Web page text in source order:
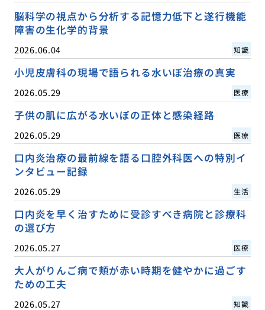
脳科学の視点から分析する記憶力低下と遂行機能
障害の生化学的背景
2026.06.04 知識
小児皮膚科の現場で語られる水いぼ治療の真実
2026.05.29 医療
子供の肌に広がる水いぼの正体と感染経路
2026.05.29 医療
口内炎治療の最前線を語る口腔外科医への特別イ
ンタビュー記録
2026.05.29 生活
口内炎を早く治すために受診すべき病院と診療科
の選び方
2026.05.27 医療
大人がりんご病で頬が赤い時期を健やかに過ごす
ための工夫
2026.05.27 知識